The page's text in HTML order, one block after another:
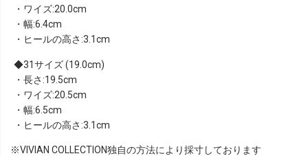
・ワイズ:20.0cm
・幅:6.4cm
・ヒールの高さ:3.1cm
31サイズ (19.0cm)
・長さ:19.5cm
・ワイズ:20.5cm
・幅:6.5cm
・ヒールの高さ:3.1cm
※VIVIAN COLLECTION独自の方法により採寸しております